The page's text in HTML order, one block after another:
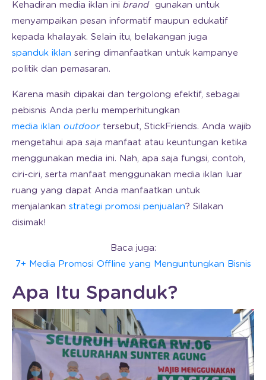
Kehadiran media iklan ini brand
gunakan untuk
menyampaikan pesan informatif maupun edukatif
kepada khalayak. Selain itu, belakangan juga
spanduk iklan sering dimanfaatkan untuk kampanye
politik dan pemasaran.
Karena masih dipakai dan tergolong efektif, sebagai
pebisnis Anda perlu memperhitungkan
media iklan outdoortersebut, StickFriends. Anda wajib
mengetahui apa saja manfaat atau keuntungan ketika
menggunakan media ini. Nah, apa saja fungsi, contoh,
ciri-ciri, serta manfaat menggunakan media iklan luar
ruang yang dapat Anda manfaatkan untuk
menjalankan strategi promosi penjualan? Silakan
disimak!
Baca juga:
7+ Media Promosi Offline yang Menguntungkan Bisnis
Apa Itu Spanduk?